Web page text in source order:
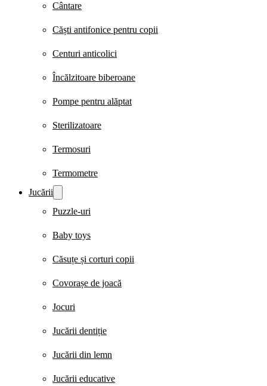
Cântare
Căști antifonice pentru copii
Centuri anticolici
Încălzitoare biberoane
Pompe pentru alăptat
Sterilizatoare
Termosuri
Termometre
Jucării
Puzzle-uri
Baby toys
Căsuțe și corturi copii
Covorașe de joacă
Jocuri
Jucării dentiție
Jucării din lemn
Jucării educative